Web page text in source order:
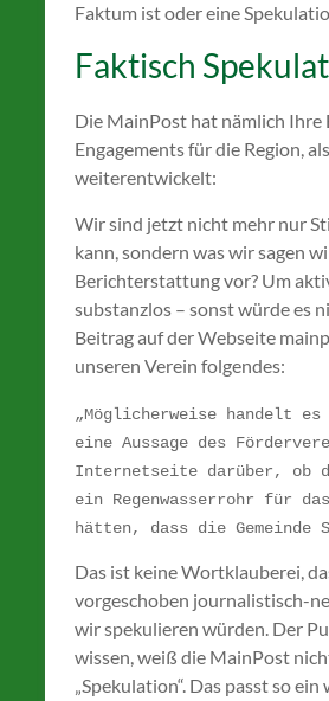
Faktum ist oder eine
Faktisch
Die MainPost hat nämlich
Engagements für die Region,
weiterentwickelt:
Wir sind jetzt nicht mehr nur
kann, sondern was wir sagen
Berichterstattung vor? Um
substanzlos – sonst würde es
Beitrag auf der Webseite
unseren Verein folgendes:
„Möglicherweise handelt
eine Aussage des
Internetseite darüber, ob
ein Regenwasserrohr für
hätten, dass die Gemeinde
Das ist keine Wortklauberei,
vorgeschoben journalistisch-
wir spekulieren würden. Der
wissen, weiß die MainPost
„Spekulation“. Das passt so